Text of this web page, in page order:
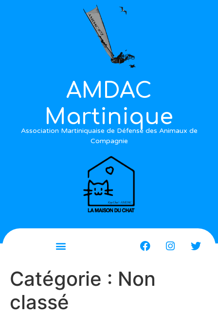
AMDAC
Martinique
Association Martiniquaise de Défense des Animaux de
Compagnie
Catégorie : Non
classé